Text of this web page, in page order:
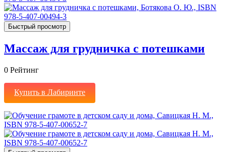
Быстрый просмотр
Массаж для грудничка с потешками
0 Рейтинг
Купить в Лабиринте